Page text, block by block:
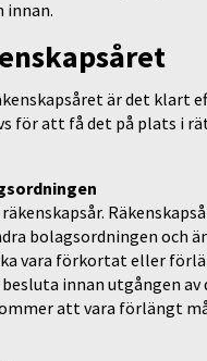
innan.
är det klart
för att få det på plats i
bolagsordningen och
vara förkortat eller
innan utgången av
att vara förlängt